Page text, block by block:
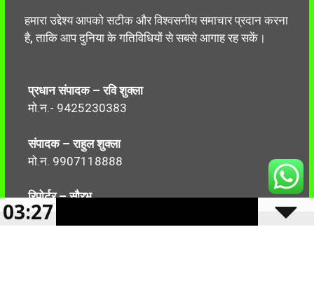
हमारा उद्देश्य आपको सटीक और विश्वसनीय समाचार प्रदान करना
है, ताकि आप दुनिया के गतिविधियों से सबसे आगाह रह सकें।
प्रधान संपादक – रवि शुक्ला
मो.न.- 9425230383
संपादक – राहुल शुक्ला
मो.न. 9907118888
रिपोर्टर – सौरभ
मो.न.-7499999906
03:27